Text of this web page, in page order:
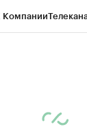
Компании